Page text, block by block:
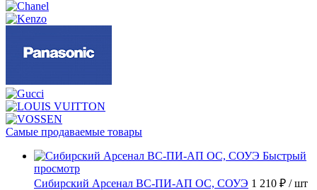
Самые продаваемые товары
Быстрый
просмотр
Сибирский Арсенал ВС-ПИ-АП ОС, СОУЭ 1 210 ₽ / шт